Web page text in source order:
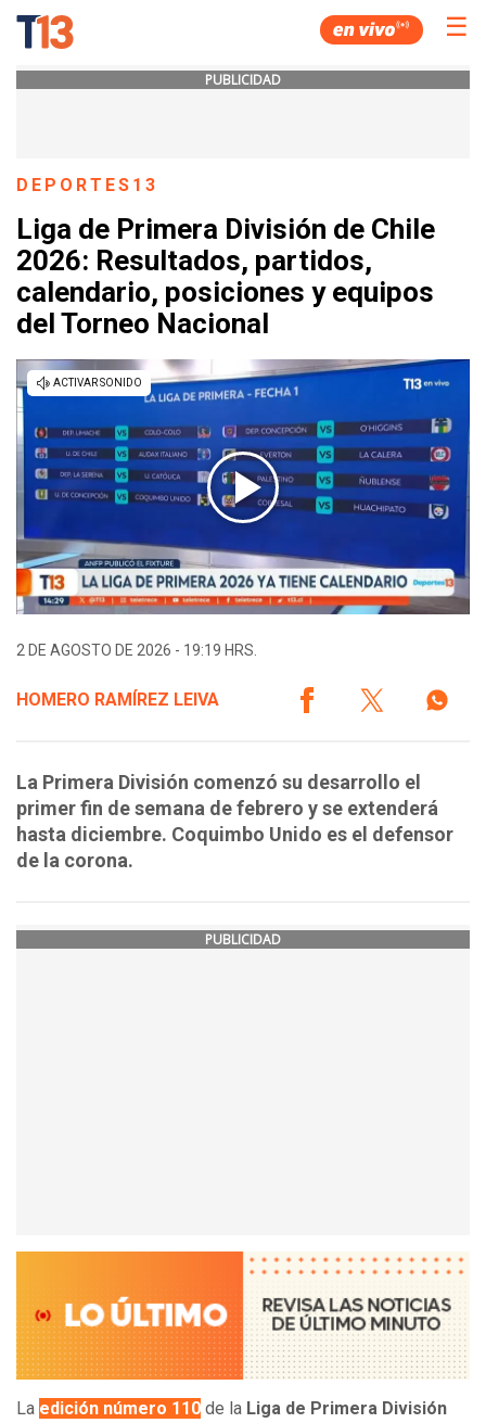
☰
PUBLICIDAD
DEPORTES13
Liga de Primera División de Chile
2026: Resultados, partidos,
calendario, posiciones y equipos
del Torneo Nacional
2 DE AGOSTO DE 2026 - 19:19 HRS.
HOMERO RAMÍREZ LEIVA
La Primera División comenzó su desarrollo el
primer fin de semana de febrero y se extenderá
hasta diciembre. Coquimbo Unido es el defensor
de la corona.
PUBLICIDAD
La edición número 110 de la Liga de Primera División